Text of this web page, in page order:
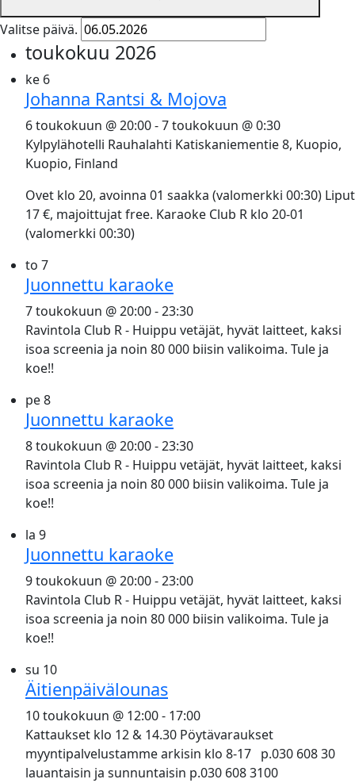
Valitse päivä.
toukokuu 2026
ke 6
Johanna Rantsi & Mojova
6 toukokuun @ 20:00-7 toukokuun @ 0:30
Kylpylähotelli Rauhalahti Katiskaniementie 8, Kuopio,
Kuopio, Finland
Ovet klo 20, avoinna 01 saakka (valomerkki 00:30) Liput
17 €, majoittujat free. Karaoke Club R klo 20-01
(valomerkki 00:30)
to 7
Juonnettu karaoke
7 toukokuun @ 20:00-23:30
Ravintola Club R - Huippu vetäjät, hyvät laitteet, kaksi
isoa screenia ja noin 80 000 biisin valikoima. Tule ja
koe!!
pe8
Juonnettu karaoke
8 toukokuun @ 20:00-23:30
Ravintola Club R - Huippu vetäjät, hyvät laitteet, kaksi
isoa screenia ja noin 80 000 biisin valikoima. Tule ja
koe!!
la 9
Juonnettu karaoke
9 toukokuun @ 20:00-23:00
Ravintola Club R - Huippu vetäjät, hyvät laitteet, kaksi
isoa screenia ja noin 80 000 biisin valikoima. Tule ja
koe!!
su 10
Äitienpäivälounas
10 toukokuun @ 12:00- 17:00
Kattaukset klo 12 & 14.30 Pöytävaraukset
myyntipalvelustamme arkisin klo 8-17 p.030 608 30
lauantaisin ja sunnuntaisin p.030 608 3100